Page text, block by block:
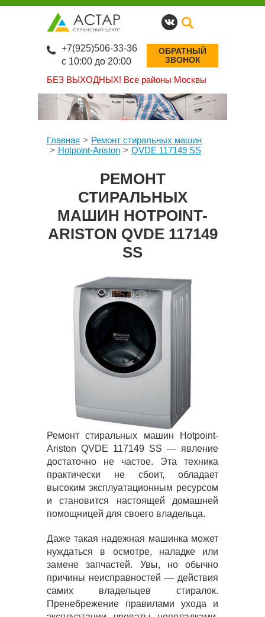
БЕЗ ВЫХОДНЫХ! Все районы Москвы
+7(925)506-33-36
с 10:00 до 20:00
ОБРАТНЫЙ
ЗВОНОК
Главная
Ремонт стиральных машин
Hotpoint-Ariston
QVDE 117149 SS
РЕМОНТ
СТИРАЛЬНЫХ
МАШИН HOTPOINT-
ARISTON QVDE 117149
SS
Ремонт стиральных машин Hotpoint-
Ariston QVDE 117149 SS — явление
достаточно не частое. Эта техника
практически не сбоит, обладает
высоким эксплуатационным ресурсом
и становится настоящей домашней
помощницей для своего владельца.
Даже такая надежная машинка может
нуждаться в осмотре, наладке или
замене запчастей. Увы, но обычно
причины неисправностей — действия
самих владельцев стиралок.
Пренебрежение правилами ухода и